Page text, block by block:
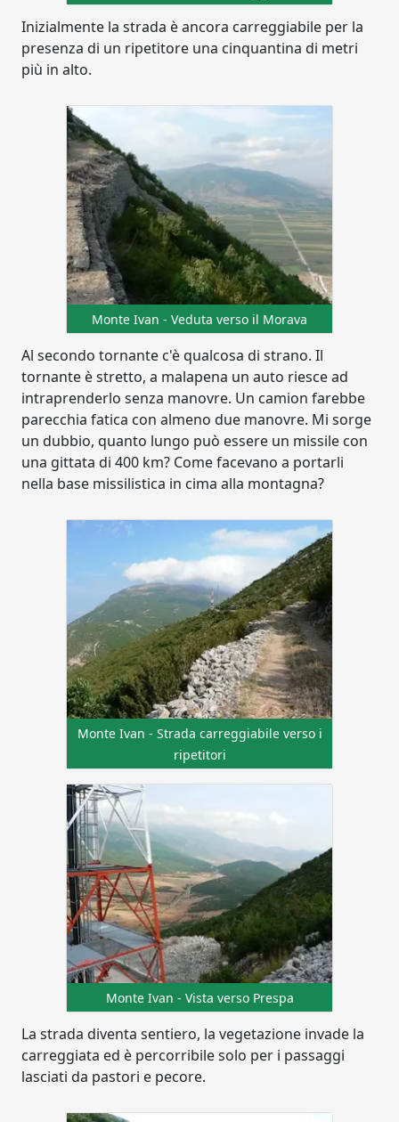
Inizialmente la strada è ancora carreggiabile per la
presenza di un ripetitore una cinquantina di metri
più in alto.
Monte Ivan - Veduta verso il Morava
Al secondo tornante c'è qualcosa di strano. Il
tornante è stretto, a malapena un auto riesce ad
intraprenderlo senza manovre. Un camion farebbe
parecchia fatica con almeno due manovre. Mi sorge
un dubbio, quanto lungo può essere un missile con
una gittata di 400 km? Come facevano a portarli
nella base missilistica in cima alla montagna?
Monte Ivan - Strada carreggiabile verso i
ripetitori
Monte Ivan - Vista verso Prespa
La strada diventa sentiero, la vegetazione invade la
carreggiata ed è percorribile solo per i passaggi
lasciati da pastori e pecore.